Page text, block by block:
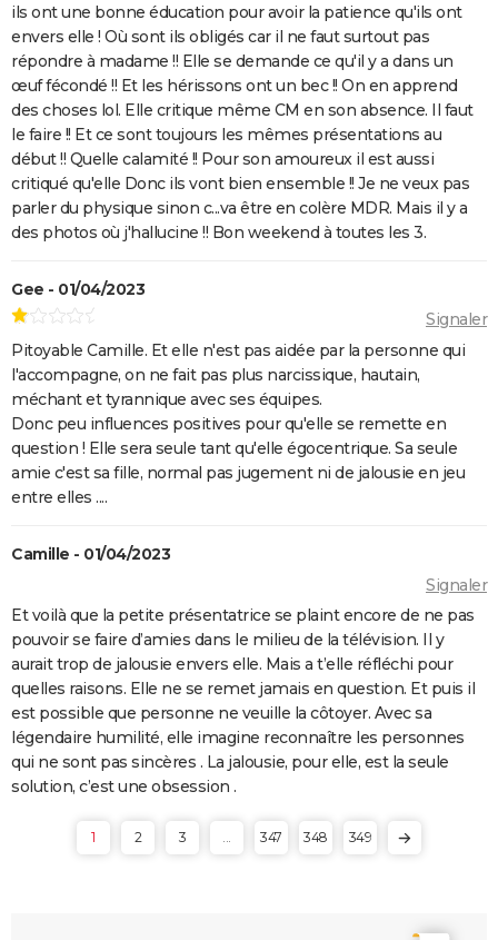
ils ont une bonne éducation pour avoir la patience qu'ils ont
envers elle ! Où sont ils obligés car il ne faut surtout pas
répondre à madame !! Elle se demande ce qu'il y a dans un
œuf fécondé !! Et les hérissons ont un bec !! On en apprend
des choses lol. Elle critique même CM en son absence. Il faut
le faire !! Et ce sont toujours les mêmes présentations au
début !! Quelle calamité !! Pour son amoureux il est aussi
critiqué qu'elle Donc ils vont bien ensemble !! Je ne veux pas
parler du physique sinon c...va être en colère MDR. Mais il y a
des photos où j'hallucine !! Bon weekend à toutes les 3.
Gee - 01/04/2023
Signaler
Pitoyable Camille. Et elle n'est pas aidée par la personne qui
l'accompagne, on ne fait pas plus narcissique, hautain,
méchant et tyrannique avec ses équipes.
Donc peu influences positives pour qu'elle se remette en
question ! Elle sera seule tant qu'elle égocentrique. Sa seule
amie c'est sa fille, normal pas jugement ni de jalousie en jeu
entre elles ....
Camille - 01/04/2023
Signaler
Et voilà que la petite présentatrice se plaint encore de ne pas
pouvoir se faire d’amies dans le milieu de la télévision. Il y
aurait trop de jalousie envers elle. Mais a t’elle réfléchi pour
quelles raisons. Elle ne se remet jamais en question. Et puis il
est possible que personne ne veuille la côtoyer. Avec sa
légendaire humilité, elle imagine reconnaître les personnes
qui ne sont pas sincères . La jalousie, pour elle, est la seule
solution, c’est une obsession .
1 2 3 ... 347 348 349